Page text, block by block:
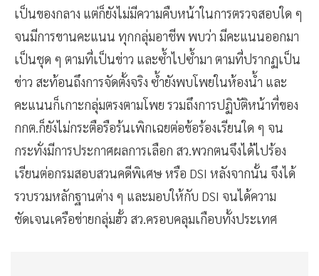
เป็นของกลาง แต่ก็ยังไม่มีความคืบหน้าในการตรวจสอบใด ๆ
จนมีการขานคะแนน ทุกกลุ่มอาชีพ พบว่า มีคะแนนออกมา
เป็นชุด ๆ ตามที่เป็นข่าว และซ้ำไปซ้ำมา ตามที่ปรากฏเป็น
ข่าว สะท้อนถึงการจัดตั้งจริง ซ้ำยังพบโพยในห้องน้ำ และ
คะแนนก็เกาะกลุ่มตรงตามโพย รวมถึงการปฏิบัติหน้าที่ของ
กกต.ก็ยังไม่กระตือรือร้นเพิกเฉยต่อข้อร้องเรียนใด ๆ จน
กระทั่งมีการประกาศผลการเลือก สว.พวกตนจึงได้ไปร้อง
เรียนต่อกรมสอบสวนคดีพิเศษ หรือ DSI หลังจากนั้น จึงได้
รวบรวมหลักฐานต่าง ๆ และมอบให้กับ DSI จนได้ความ
ชัดเจนเครือข่ายกลุ่มฮั้ว สว.ครอบคลุมเกือบทั้งประเทศ